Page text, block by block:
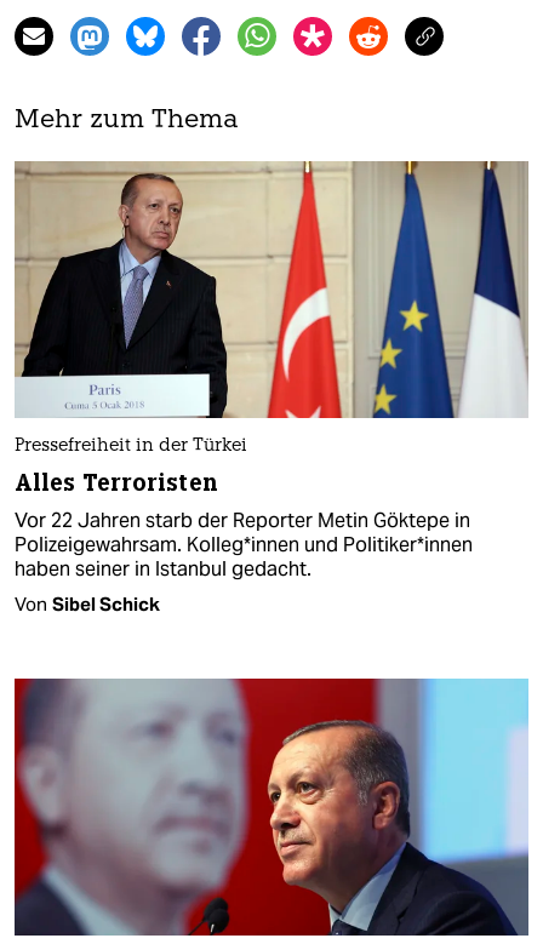
Mehr zum Thema
Pressefreiheit in der Türkei
Alles Terroristen
Vor 22 Jahren starb der Reporter Metin Göktepe in
Polizeigewahrsam. Kolleg*innen und Politiker*innen
haben seiner in Istanbul gedacht.
Von Sibel Schick